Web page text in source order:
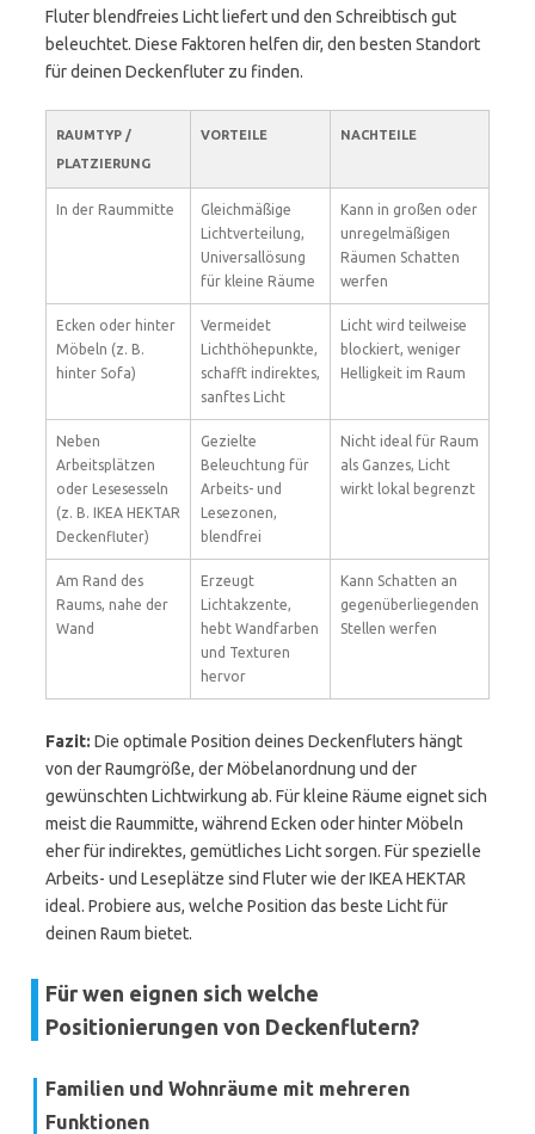
Fluter blendfreies Licht liefert und den Schreibtisch gut
beleuchtet. Diese Faktoren helfen dir, den besten Standort
für deinen Deckenfluter zu finden.
RAUMTYP /
PLATZIERUNG
VORTEILE NACHTEILE
In der Raummitte
Gleichmäßige
Lichtverteilung,
Universallösung
für kleine Räume
Kann in großen oder
unregelmäßigen
Räumen Schatten
werfen
Ecken oder hinter
Möbeln (z. B.
hinter Sofa)
Vermeidet
Lichthöhepunkte,
schafft indirektes,
sanftes Licht
Licht wird teilweise
blockiert, weniger
Helligkeit im Raum
Neben
Arbeitsplätzen
oder Lesesesseln
(z. B. IKEA HEKTAR
Deckenfluter)
Gezielte
Beleuchtung für
Arbeits- und
Lesezonen,
blendfrei
Nicht ideal für Raum
als Ganzes, Licht
wirkt lokal begrenzt
Am Rand des
Raums, nahe der
Wand
Erzeugt
Lichtakzente,
hebt Wandfarben
und Texturen
hervor
Kann Schatten an
gegenüberliegenden
Stellen werfen
Fazit: Die optimale Position deines Deckenfluters hängt
von der Raumgröße, der Möbelanordnung und der
gewünschten Lichtwirkung ab. Für kleine Räume eignet sich
meist die Raummitte, während Ecken oder hinter Möbeln
eher für indirektes, gemütliches Licht sorgen. Für spezielle
Arbeits- und Leseplätze sind Fluter wie der IKEA HEKTAR
ideal. Probiere aus, welche Position das beste Licht für
deinen Raum bietet.
Für wen eignen sich welche
Positionierungen von Deckenflutern?
Familien und Wohnräume mit mehreren
Funktionen